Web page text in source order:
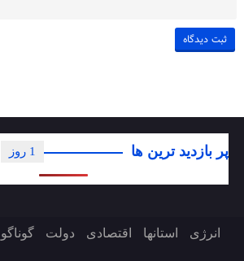
پر بازدید ترین ها 1 روز
انرژی استانها اقتصادی دولت